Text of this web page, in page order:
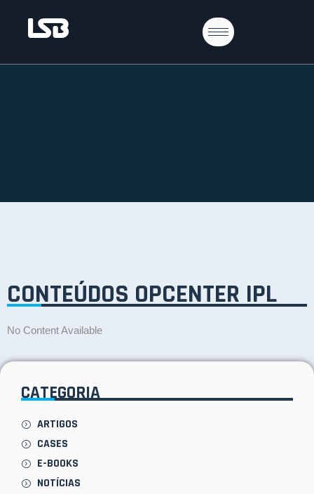
CONTEÚDOS OPCENTER IPL
No Content Available
CATEGORIA
ARTIGOS
CASES
E-BOOKS
NOTÍCIAS